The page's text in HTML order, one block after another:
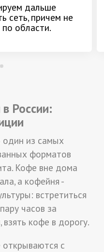
дальше
сеть, причем не
области.
России:
из самых
форматов
Кофе вне дома
а кофейня -
встретиться
часов за
кофе в дорогу.
с